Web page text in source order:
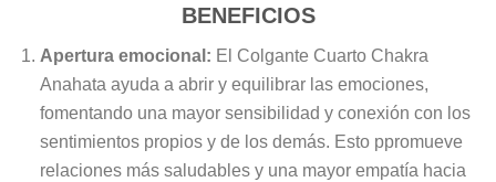
BENEFICIOS
Apertura emocional: El Colgante Cuarto Chakra
Anahata ayuda a abrir y equilibrar las emociones,
fomentando una mayor sensibilidad y conexión con los
sentimientos propios y de los demás. Esto ppromueve
relaciones más saludables y una mayor empatía hacia